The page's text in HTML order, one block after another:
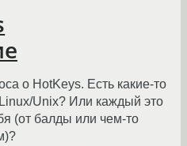
о HotKeys. Есть какие-то
Unix? Или каждый это
(от балды или чем-то